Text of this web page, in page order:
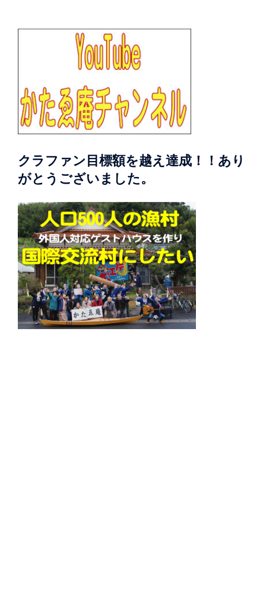
クラファン目標額を越え達成！！あり
がとうございました。